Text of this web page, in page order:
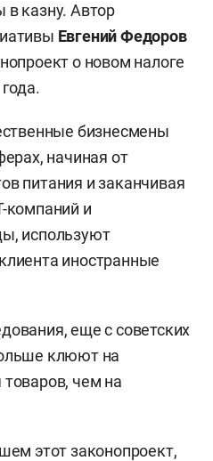
в казну. Автор
Евгений Федоров
о новом налоге
бизнесмены
начиная от
питания и заканчивая
компаний и
используют
иностранные
еще с советских
клюют на
чем на
этот законопроект,